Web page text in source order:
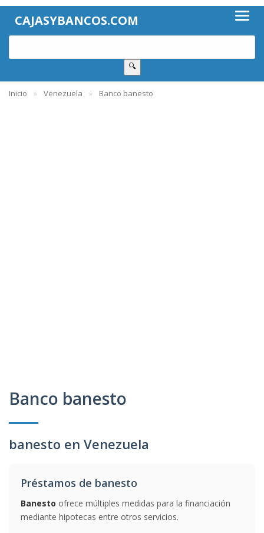
CAJASYBANCOS.COM
🔍
Inicio Venezuela Banco banesto
Banco banesto
banesto en Venezuela
Préstamos de banesto
Banesto ofrece múltiples medidas para la financiación
mediante hipotecas entre otros servicios.